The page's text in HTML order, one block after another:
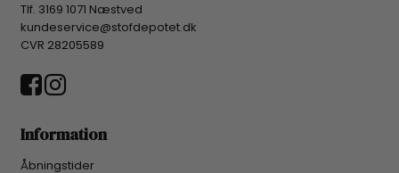
Tlf. 3169 1071 Næstved
kundeservice@stofdepotet.dk
CVR 28205589
Information
Åbningstider